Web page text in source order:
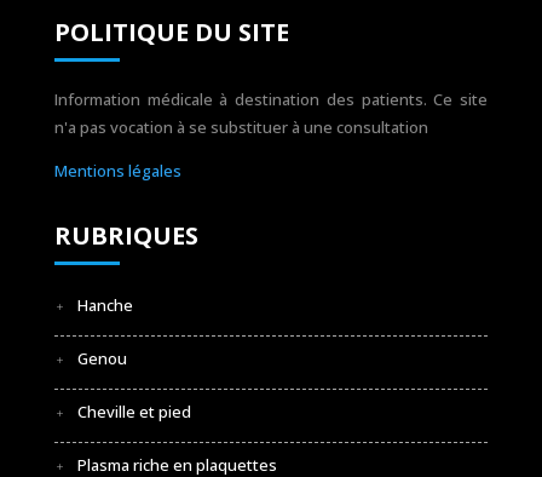
POLITIQUE DU SITE
Information médicale à destination des patients. Ce site
n'a pas vocation à se substituer à une consultation
Mentions légales
RUBRIQUES
Hanche
Genou
Cheville et pied
Plasma riche en plaquettes